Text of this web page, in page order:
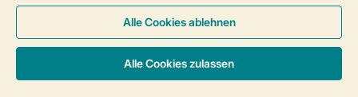
Cookies und Banner
Barrierefreiheit